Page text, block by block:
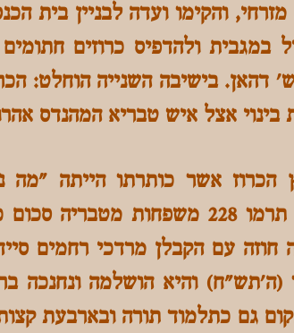
והקימו ועדה לבניין בית
ולהדפיס כרוזים
דהאן. בישיבה השנייה הוחלט:
בינוי אצל איש טבריא המהנדס
הכרוז אשר כותרתו הייתה "מה
חוזה עם הקבלן מרדכי רחמים
המקום גם כתלמוד תורה